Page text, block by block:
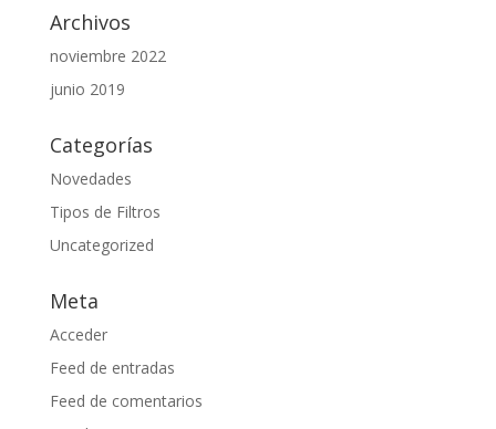
Archivos
noviembre 2022
junio 2019
Categorías
Novedades
Tipos de Filtros
Uncategorized
Meta
Acceder
Feed de entradas
Feed de comentarios